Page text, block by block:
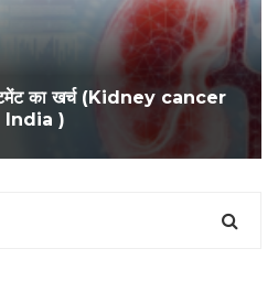
का खर्च (Kidney cancer
)